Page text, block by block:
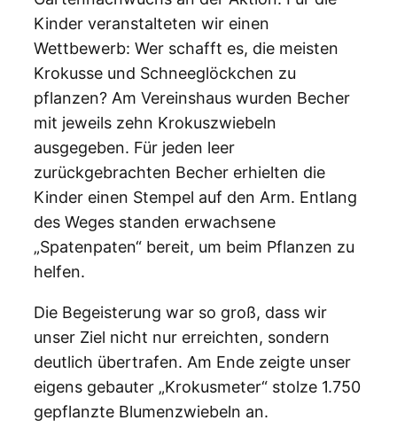
Kinder veranstalteten wir einen
Wettbewerb: Wer schafft es, die meisten
Krokusse und Schneeglöckchen zu
pflanzen? Am Vereinshaus wurden Becher
mit jeweils zehn Krokuszwiebeln
ausgegeben. Für jeden leer
zurückgebrachten Becher erhielten die
Kinder einen Stempel auf den Arm. Entlang
des Weges standen erwachsene
„Spatenpaten“ bereit, um beim Pflanzen zu
helfen.
Die Begeisterung war so groß, dass wir
unser Ziel nicht nur erreichten, sondern
deutlich übertrafen. Am Ende zeigte unser
eigens gebauter „Krokusmeter“ stolze 1.750
gepflanzte Blumenzwiebeln an.